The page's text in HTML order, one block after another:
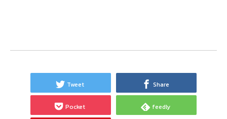
Tweet Share
Pocket feedly